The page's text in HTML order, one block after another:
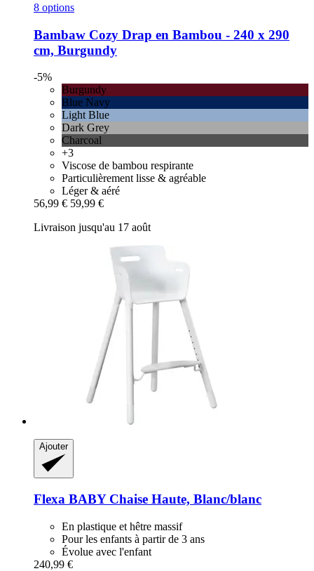
8 options
Bambaw Cozy Drap en Bambou -​ 240 x 290
cm, Burgundy
-5%
Burgundy
Blue Navy
Light Blue
Dark Grey
Charcoal
+3
Viscose de bambou respirante
Particulièrement lisse & agréable
Léger & aéré
56,99 € 59,99 €
Livraison jusqu'au 17 août
Ajouter
Flexa BABY Chaise Haute, Blanc/blanc
En plastique et hêtre massif
Pour les enfants à partir de 3 ans
Évolue avec l'enfant
240,99 €